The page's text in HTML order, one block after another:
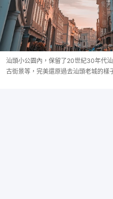
汕頭小公園內，保留了20世紀30年代
古街景等，完美還原過去汕頭老城的樣